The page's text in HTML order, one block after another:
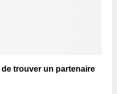
trouver un partenaire